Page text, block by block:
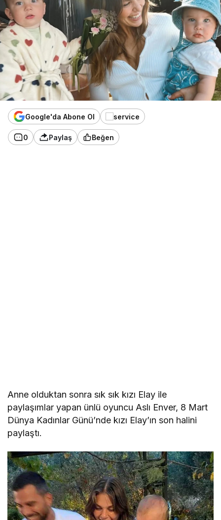
Google'da Abone Ol
0 Paylaş Beğen
Anne olduktan sonra sık sık kızı Elay ile
paylaşımlar yapan ünlü oyuncu Aslı Enver, 8 Mart
Dünya Kadınlar Günü’nde kızı Elay’ın son halini
paylaştı.